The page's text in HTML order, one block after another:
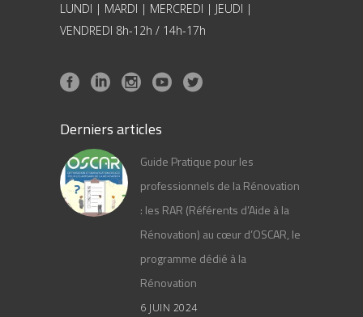
LUNDI | MARDI | MERCREDI | JEUDI |
VENDREDI 8h-12h / 14h-17h
Derniers articles
Guide Pratique pour les
professionnels de la Rénovation
: les RAR (Référents d’Aide à la
Rénovation) au cœur d’OSCAR, le
programme dédié à la
Rénovation
6 JUIN 2024